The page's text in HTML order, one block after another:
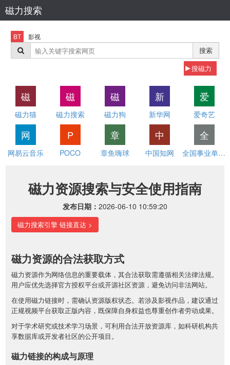
磁力搜索
BT 影视
搜索
搜磁力
磁
磁力猫
磁
磁力搜索
磁
磁力狗
新
新华网
爱
爱奇艺
网
网易云音乐
P
POCO
章
章鱼嗨球
中
中国知网
全
全国事业单位招聘网
磁力资源搜索与安全使用指南
发布日期： 2026-06-10 10:59:20
磁力搜索引擎 链接直达 >
磁力资源的合法获取方式
磁力资源作为网络信息的重要载体，其合法获取需遵循相关法律法规。
用户应优先选择官方授权平台或开源社区资源，避免访问非法网站。
在使用磁力链接时，需确认资源版权状态。若涉及影视作品，建议通过
正规视频平台获取正版内容，既保障自身权益也尊重创作者劳动成果。
对于学术研究或技术学习场景，可利用合法开放资源库，如科研机构共
享数据库或开发者社区的公开项目。
磁力链接的构成与原理